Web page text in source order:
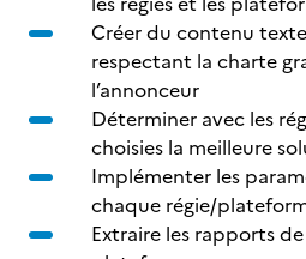
Créer du contenu
respectant la charte
l’annonceur
Déterminer avec les
choisies la meilleure
Implémenter les
chaque régie/
Extraire les rapports